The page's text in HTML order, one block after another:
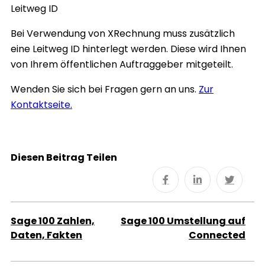
Leitweg ID
Bei Verwendung von XRechnung muss zusätzlich
eine Leitweg ID hinterlegt werden. Diese wird Ihnen
von Ihrem öffentlichen Auftraggeber mitgeteilt.
Wenden Sie sich bei Fragen gern an uns. Zur
Kontaktseite.
Diesen Beitrag Teilen
Sage 100 Zahlen,
Daten, Fakten
Sage 100 Umstellung auf
Connected